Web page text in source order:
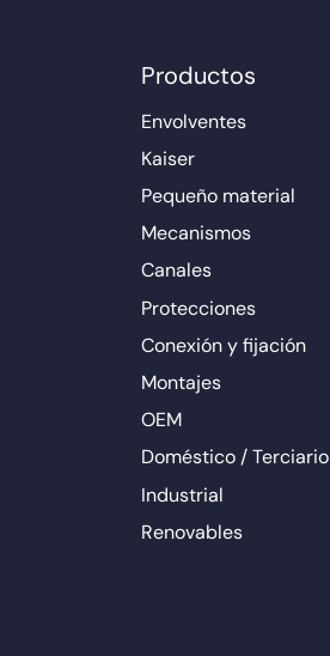
Productos
Envolventes
Kaiser
Pequeño material
Mecanismos
Canales
Protecciones
Conexión y fijación
Montajes
OEM
Doméstico / Terciario
Industrial
Renovables